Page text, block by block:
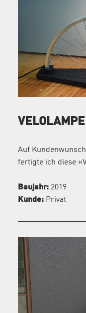
VELOLAMPE
Auf
fertigte ich diese
Baujahr:2019
Kunde:Privat